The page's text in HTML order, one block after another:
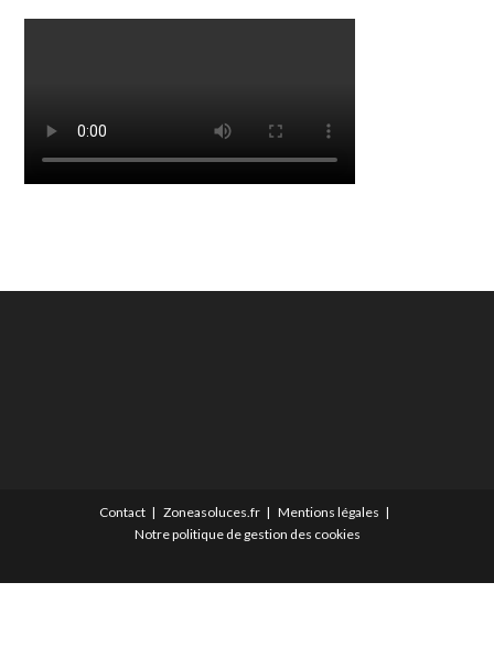
Contact Zoneasoluces.fr
Mentions légales
Notre politique de gestion des cookies